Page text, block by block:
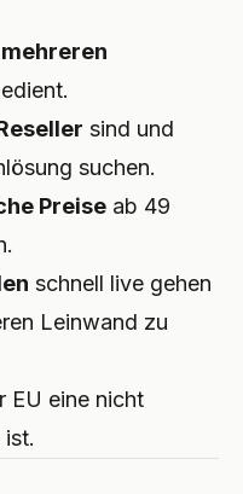
mehreren
sind und
suchen.
Preise ab 49
schnell live gehen
Leinwand zu
EU eine nicht